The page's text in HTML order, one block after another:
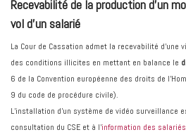
Recevabilité de la production d’un
vol d’un salarié
La Cour de Cassation admet la recevabilité d'une
des conditions illicites en mettant en balance le
6 de la Convention européenne des droits de
9 du code de procédure civile).
L’installation d’un système de vidéo surveillance
consultation du CSE et à l’information des salariés